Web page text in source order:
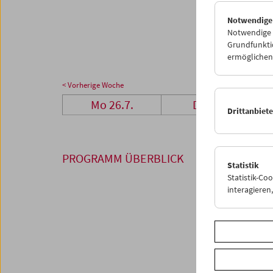
02
< Vorherige Woche
Mo 26.7. Di 27.7.
PROGRAMM ÜBERBLICK
Notwendige
Statistik
Statistik-